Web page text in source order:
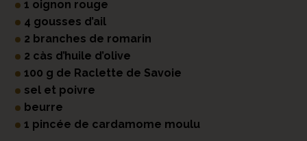
1 oignon rouge
4 gousses d’ail
2 branches de romarin
2 càs d’huile d’olive
100 g de Raclette de Savoie
sel et poivre
beurre
1 pincée de cardamome moulu